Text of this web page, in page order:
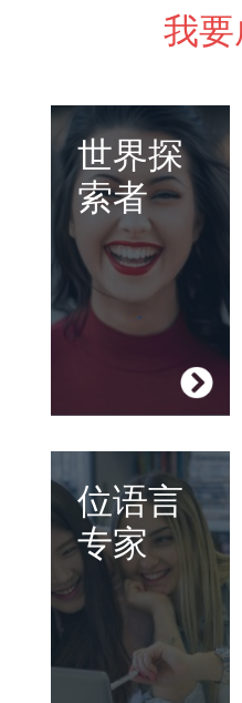
我
世界探
索者
在不同的国家生活
与学习，有助于您
更加了解全新的文
化和传统。
英格兰
法国
位语言
专家
开发您的认知技巧
并且自信地和人进
行沟通。
空档年
常用语言能力-
常用语言能力 -